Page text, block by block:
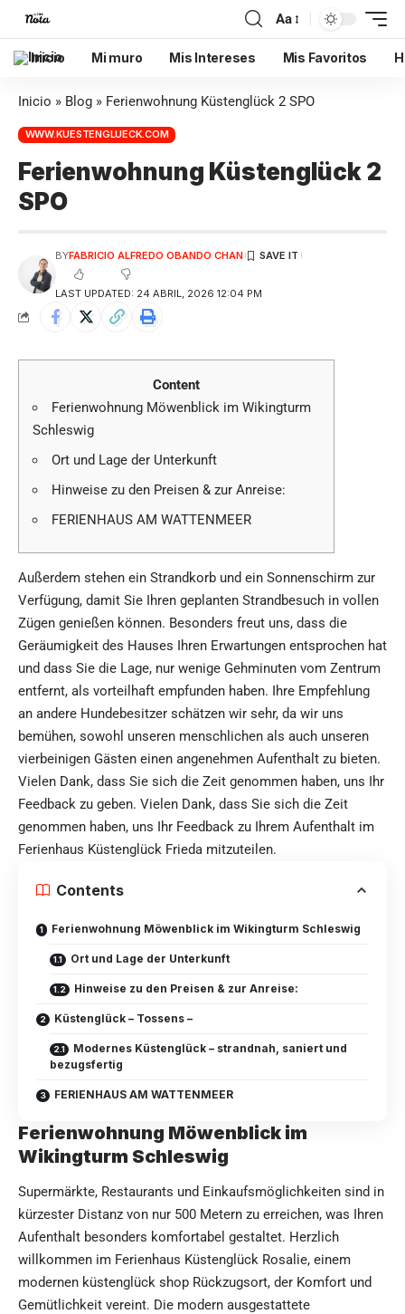
Aa
Inicio Mi muro Mis Intereses Mis Favoritos
Inicio » Blog » Ferienwohnung Küstenglück 2 SPO
WWW.KUESTENGLUECK.COM
Ferienwohnung Küstenglück 2
SPO
LAST UPDATED: 24 ABRIL, 2026 12:04 PM
BYFABRICIO ALFREDO OBANDO CHAN
Content
Ferienwohnung Möwenblick im Wikingturm
Schleswig
Ort und Lage der Unterkunft
Hinweise zu den Preisen & zur Anreise:
FERIENHAUS AM WATTENMEER
Außerdem stehen ein Strandkorb und ein Sonnenschirm zur
Verfügung, damit Sie Ihren geplanten Strandbesuch in vollen
Zügen genießen können. Besonders freut uns, dass die
Geräumigkeit des Hauses Ihren Erwartungen entsprochen hat
und dass Sie die Lage, nur wenige Gehminuten vom Zentrum
entfernt, als vorteilhaft empfunden haben. Ihre Empfehlung
an andere Hundebesitzer schätzen wir sehr, da wir uns
bemühen, sowohl unseren menschlichen als auch unseren
vierbeinigen Gästen einen angenehmen Aufenthalt zu bieten.
Vielen Dank, dass Sie sich die Zeit genommen haben, uns Ihr
Feedback zu geben. Vielen Dank, dass Sie sich die Zeit
genommen haben, uns Ihr Feedback zu Ihrem Aufenthalt im
Ferienhaus Küstenglück Frieda mitzuteilen.
Contents
Ferienwohnung Möwenblick im Wikingturm Schleswig
Ort und Lage der Unterkunft
Hinweise zu den Preisen & zur Anreise:
Küstenglück – Tossens –
Modernes Küstenglück – strandnah, saniert und
bezugsfertig
FERIENHAUS AM WATTENMEER
Ferienwohnung Möwenblick im
Wikingturm Schleswig
Supermärkte, Restaurants und Einkaufsmöglichkeiten sind in
kürzester Distanz von nur 500 Metern zu erreichen, was Ihren
Aufenthalt besonders komfortabel gestaltet. Herzlich
willkommen im Ferienhaus Küstenglück Rosalie, einem
modernen küstenglück shop Rückzugsort, der Komfort und
Gemütlichkeit vereint. Die modern ausgestattete